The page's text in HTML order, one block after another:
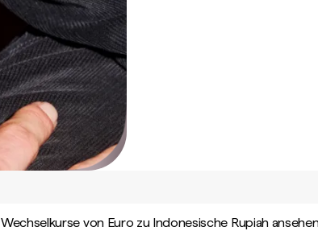
Wechselkurse von Euro zu Indonesische Rupiah